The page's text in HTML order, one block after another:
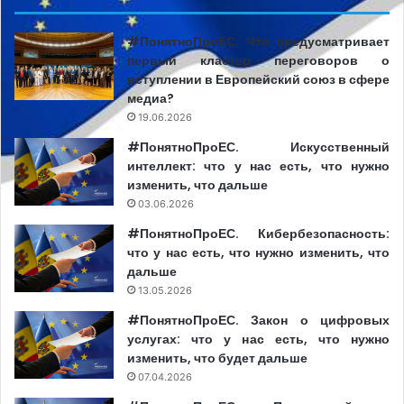
материалов не было выявлено явно предвзятых
мнений. «В большинстве случаев медиаконтент,
опубликованный СМИ Республики Молдова, в
отношении которых проводился мониторинг,
соответствовал профессиональным и этическим
стандартам», – утверждают авторы.
В журналистских материалах, публиковавшихся и
транслировавшихся в Молдове, не отмечалось и
нарушений, связанных с
использованиемоскорбительных слов и стереотипов.
Это связано с тем, что «и в информации из исходного
выражения, нарушающие этические и правовые
нормы». При этом в комментариях к некоторым статьям
отмечались разжигание ненависти и
дискриминационные формулировки. Например, в
#ПонятноПроЕС. Что предусматривает
первый кластер переговоров о
вступлении в Европейский союз в сфере
медиа?
19.06.2026
#ПонятноПроЕС. Искусственный
интеллект: что у нас есть, что нужно
изменить, что дальше
03.06.2026
#ПонятноПроЕС. Кибербезопасность:
что у нас есть, что нужно изменить, что
дальше
13.05.2026
#ПонятноПроЕС. Закон о цифровых
услугах: что у нас есть, что нужно
изменить, что будет дальше
07.04.2026